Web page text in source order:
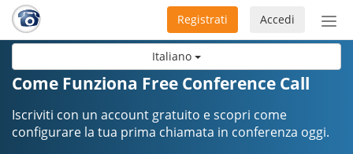
Italiano
Accedi
Registrati
Come Funziona Free Conference Call
Iscriviti con un account gratuito e scopri come
configurare la tua prima chiamata in conferenza oggi.